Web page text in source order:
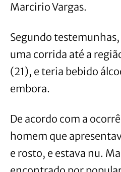
Marcirio Vargas.
Segundo
uma corrida até a
(21), e teria bebido
embora.
De acordo com a
homem que
e rosto, e estava nu.